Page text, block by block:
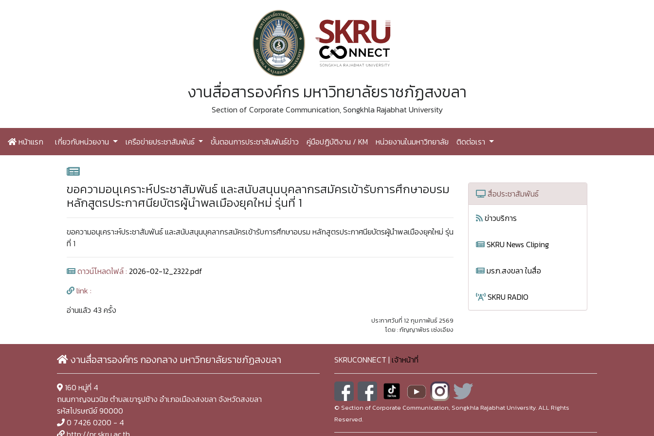
งานสื่อสารองค์กร มหาวิทยาลัยราชภัฏสงขลา
Section of Corporate Communication, Songkhla Rajabhat University
หน้าแรก เกี่ยวกับหน่วยงาน เครือข่ายประชาสัมพันธ์ ขั้นตอนการประชาสัมพันธ์ข่าว คู่มือปฏิบัติงาน / KM หน่วยงานในมหาวิทยาลัย ติดต่อเรา
ขอความอนุเคราะห์ประชาสัมพันธ์ และสนับสนุนบุคลากรสมัครเข้ารับการศึกษาอบรม
หลักสูตรประกาศนียบัตรผู้นำพลเมืองยุคใหม่ รุ่นที่ 1
ขอความอนุเคราะห์ประชาสัมพันธ์ และสนับสนุนบุคลากรสมัครเข้ารับการศึกษาอบรม หลักสูตรประกาศนียบัตรผู้นำพลเมืองยุคใหม่ รุ่น
ที่ 1
ดาวน์โหลดไฟล์ : 2026-02-12_2322.pdf
link :
อ่านแล้ว 43 ครั้ง
ประกาศวันที่ 12 กุมภาพันธ์ 2569
โดย : กัญญาพัชร เซ่งเอียง
สื่อประชาสัมพันธ์
ข่าวบริการ
SKRU News Cliping
มรภ.สงขลา ในสื่อ
SKRU RADIO
งานสื่อสารองค์กร กองกลาง มหาวิทยาลัยราชภัฏสงขลา
160 หมู่ที่ 4
ถนนกาญจนวนิช ตำบลเขารูปช้าง อำเภอเมืองสงขลา จังหวัดสงขลา
รหัสไปรษณีย์ 90000
0 7426 0200 - 4
SKRUCONNECT | เจ้าหน้าที่
© Section of Corporate Communication, Songkhla Rajabhat University. ALL Rights
Reserved.